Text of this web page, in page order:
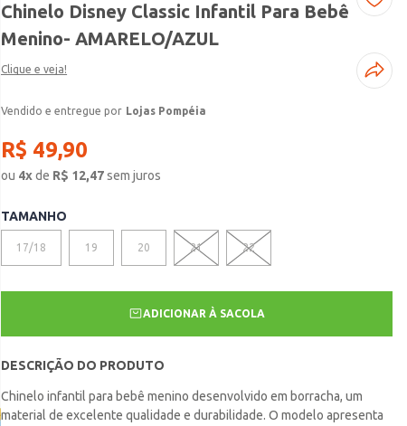
Chinelo Disney Classic Infantil Para Bebê
Menino- AMARELO/AZUL
Clique e veja!
Lojas Pompéia
R$ 49,90
ou 4xde R$ 12,47sem juros
TAMANHO
17/18 19 20 21 22
ADICIONAR À SACOLA
DESCRIÇÃO DO PRODUTO
Chinelo infantil para bebê menino desenvolvido em borracha, um
material de excelente qualidade e durabilidade. O modelo apresenta